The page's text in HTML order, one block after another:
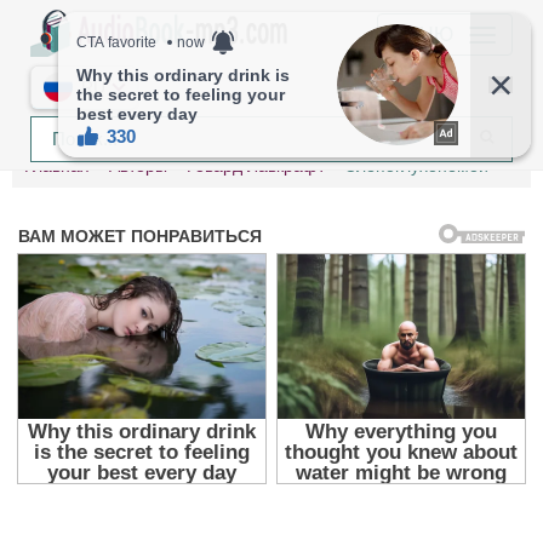
МЕНЮ
RU
Главная Авторы Говард Лавкрафт Слепоглухонемой